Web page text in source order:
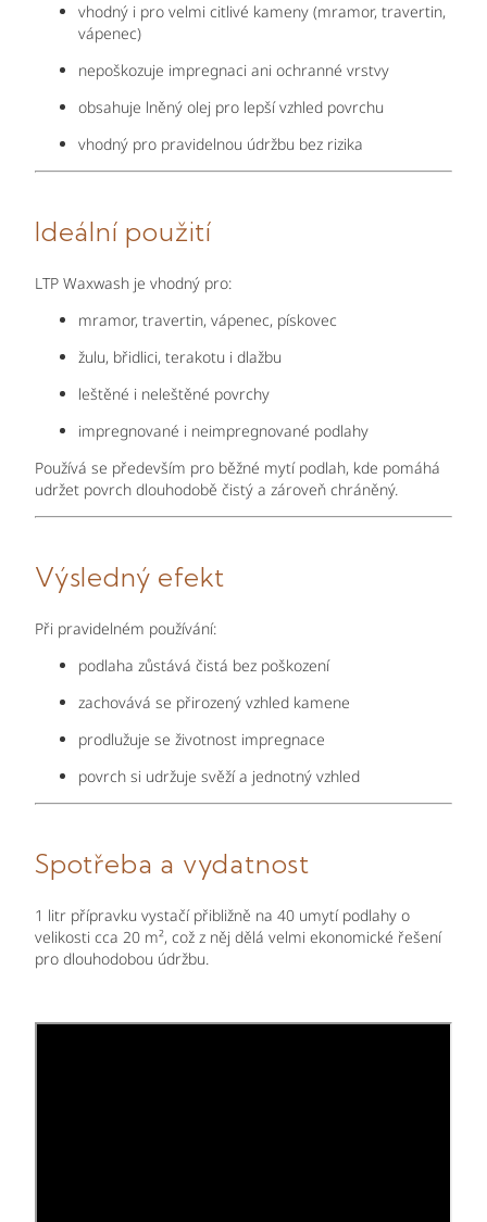
vhodný i pro velmi citlivé kameny (mramor, travertin,
vápenec)
nepoškozuje impregnaci ani ochranné vrstvy
obsahuje lněný olej pro lepší vzhled povrchu
vhodný pro pravidelnou údržbu bez rizika
Ideální použití
LTP Waxwash je vhodný pro:
mramor, travertin, vápenec, pískovec
žulu, břidlici, terakotu i dlažbu
leštěné i neleštěné povrchy
impregnované i neimpregnované podlahy
Používá se především pro běžné mytí podlah, kde pomáhá
udržet povrch dlouhodobě čistý a zároveň chráněný.
Výsledný efekt
Při pravidelném používání:
podlaha zůstává čistá bez poškození
zachovává se přirozený vzhled kamene
prodlužuje se životnost impregnace
povrch si udržuje svěží a jednotný vzhled
Spotřeba a vydatnost
1 litr přípravku vystačí přibližně na 40 umytí podlahy o
velikosti cca 20 m², což z něj dělá velmi ekonomické řešení
pro dlouhodobou údržbu.